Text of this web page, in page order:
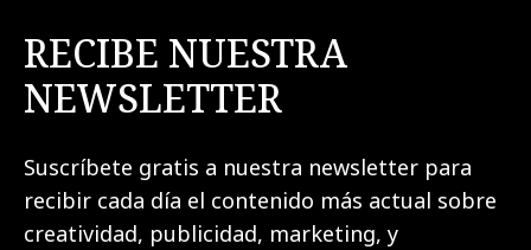
RECIBE NUESTRA
NEWSLETTER
Suscríbete gratis a nuestra newsletter para
recibir cada día el contenido más actual sobre
creatividad, publicidad, marketing, y